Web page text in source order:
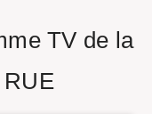
TV de la